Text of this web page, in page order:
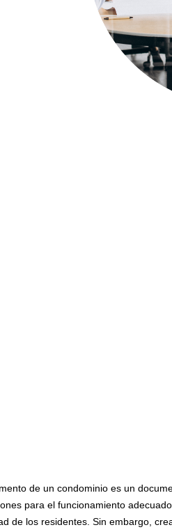
de un condominio es un
para el funcionamiento
de los residentes. Sin embargo,